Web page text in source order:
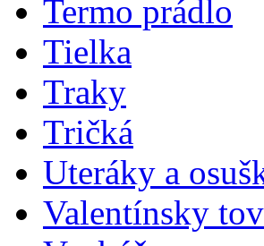
Termo prádlo
Tielka
Traky
Tričká
Uteráky a
Valentínsky